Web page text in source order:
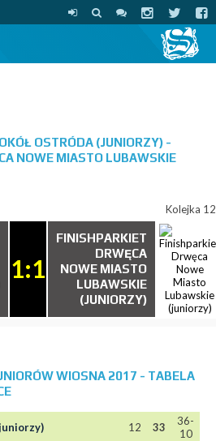
OSTRÓDA (JUNIORZY) -
NOWE MIASTO LUBAWSKIE
Kolejka
1:1
FINISHPARKIET
DRWĘCA
NOWE MIASTO
LUBAWSKIE
(JUNIORZY)
WIOSNA 2017 - TABELA
12 33
36-
10